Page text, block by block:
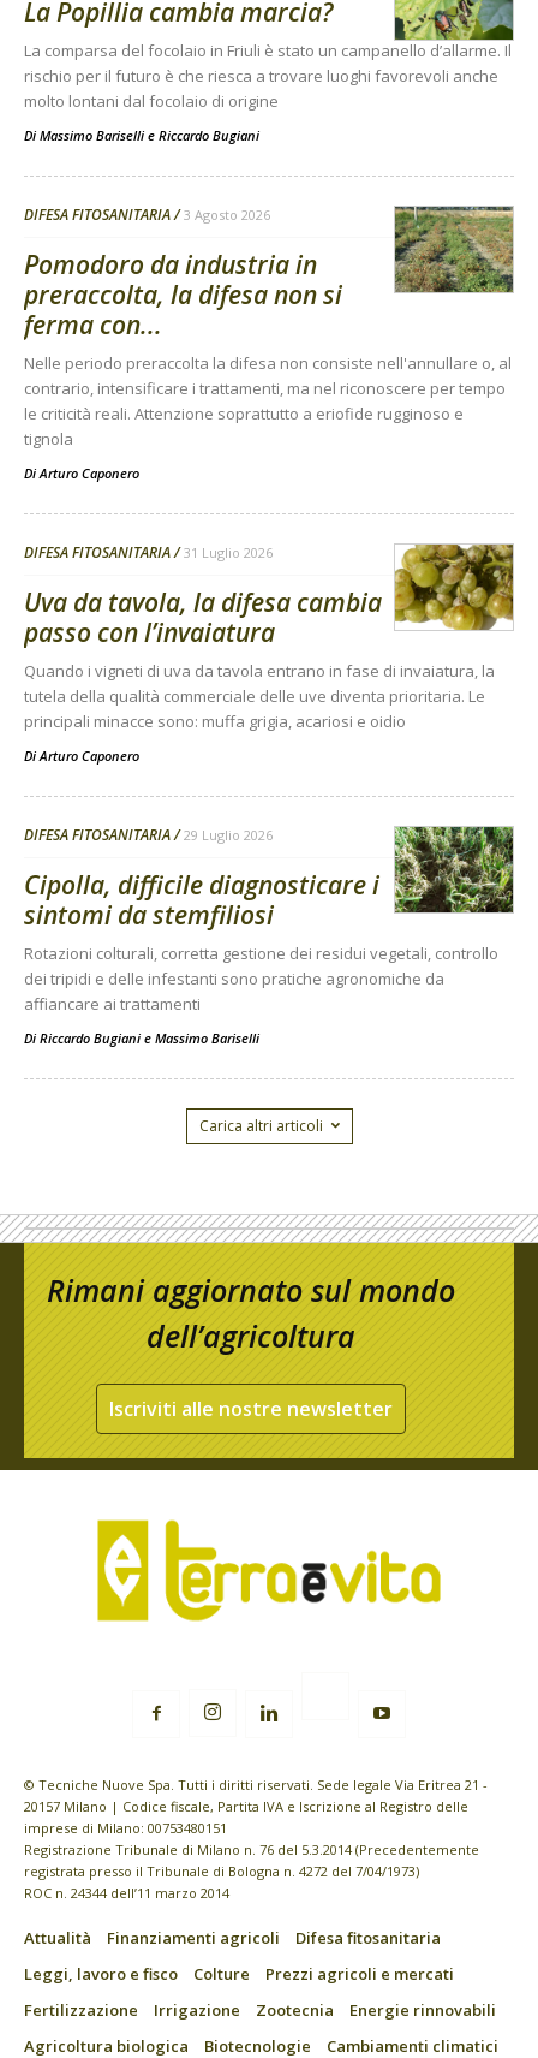
La Popillia cambia marcia?
La comparsa del focolaio in Friuli è stato un campanello d’allarme. Il
rischio per il futuro è che riesca a trovare luoghi favorevoli anche
molto lontani dal focolaio di origine
Di Massimo Bariselli e Riccardo Bugiani
DIFESA FITOSANITARIA 3 Agosto 2026
Pomodoro da industria in
preraccolta, la difesa non si
ferma con...
Nelle periodo preraccolta la difesa non consiste nell'annullare o, al
contrario, intensificare i trattamenti, ma nel riconoscere per tempo
le criticità reali. Attenzione soprattutto a eriofide rugginoso e
tignola
Di Arturo Caponero
DIFESA FITOSANITARIA 31 Luglio 2026
Uva da tavola, la difesa cambia
passo con l’invaiatura
Quando i vigneti di uva da tavola entrano in fase di invaiatura, la
tutela della qualità commerciale delle uve diventa prioritaria. Le
principali minacce sono: muffa grigia, acariosi e oidio
Di Arturo Caponero
DIFESA FITOSANITARIA 29 Luglio 2026
Cipolla, difficile diagnosticare i
sintomi da stemfiliosi
Rotazioni colturali, corretta gestione dei residui vegetali, controllo
dei tripidi e delle infestanti sono pratiche agronomiche da
affiancare ai trattamenti
Di Riccardo Bugiani e Massimo Bariselli
Carica altri articoli
Rimani aggiornato sul mondo
dell’agricoltura
Iscriviti alle nostre newsletter
© Tecniche Nuove Spa. Tutti i diritti riservati. Sede legale Via Eritrea 21 -
20157 Milano | Codice fiscale, Partita IVA e Iscrizione al Registro delle
imprese di Milano: 00753480151
Registrazione Tribunale di Milano n. 76 del 5.3.2014 (Precedentemente
registrata presso il Tribunale di Bologna n. 4272 del 7/04/1973)
ROC n. 24344 dell’11 marzo 2014
Attualità Finanziamenti agricoli
Difesa fitosanitaria
Leggi, lavoro e fisco
Colture
Prezzi agricoli e mercati
Fertilizzazione
Irrigazione Zootecnia
Energie rinnovabili
Agricoltura biologica
Biotecnologie
Cambiamenti climatici